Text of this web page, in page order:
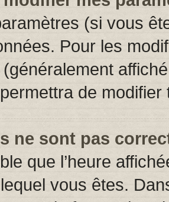
(si vous
Pour les
de
ne sont pas
que l’heure
vous êtes.